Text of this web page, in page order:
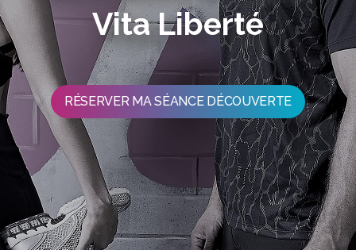
Vita Liberté
RÉSERVER MA SÉANCE DÉCOUVERTE